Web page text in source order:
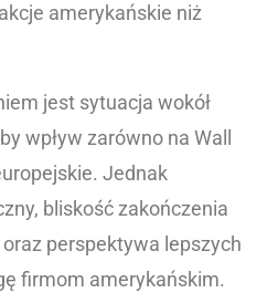
amerykańskie niż
jest sytuacja wokół
wpływ zarówno na Wall
Jednak
bliskość zakończenia
perspektywa lepszych
firmom amerykańskim.